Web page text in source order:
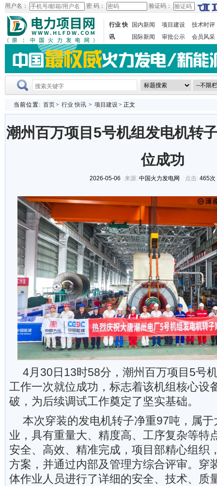
用户名： 密 码： 验证码：
行业 快
讯
国内新闻 项目建设
技术时评
国际新闻
审批公示 会员风采
当前位置: 首页> 行业 快讯 > 项目建设> 正文
潮州百万项目5号机组发电机转
位成功
2026-05-06 来源: 中国火力发电网 点击: 465次
4月30日13时58分，潮州百万项目5号
工作一次就位成功，标志着该机组核心设
破，为后续调试工作奠定了坚实基础。
本次穿装的发电机转子净重97吨，属
业，具有重量大、精度高、工序复杂等特
安全、高效、精准完成，项目部精心组织
方案，并通过内部及管理方综合评审。穿
体作业人员进行了详细的安全、技术、质